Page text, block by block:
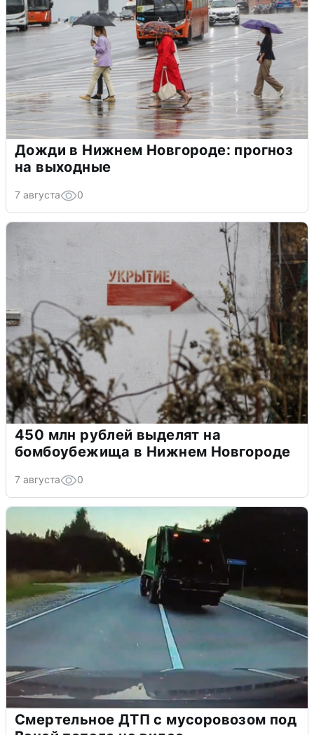
Дожди в Нижнем Новгороде: прогноз
на выходные
7 августа 0
450 млн рублей выделят на
бомбоубежища в Нижнем Новгороде
7 августа 0
Смертельное ДТП с мусоровозом под